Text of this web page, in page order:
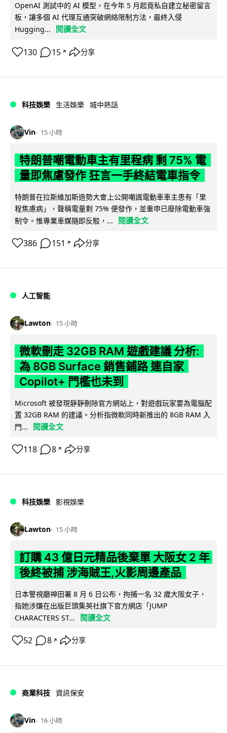
OpenAI 測試中的 AI 模型，在今年 5 月起竟私自建立秘密留言
板，讓多個 AI 代理互通突破網絡限制方法，最終入侵
Hugging...
閱讀全文
130 15 ↗ 分享
科技娛樂 生活娛樂 城中熱話
Vin 15 小時
特朗普嘲電動車主有里程病 剩 75% 電
量即焦慮發作 狂言一手終結電車指令
特朗普在拉斯維加斯造勢大會上公開嘲諷電動車車主患有「里
程焦慮病」，聲稱電量剩 75% 便發作，並重申已廢除電動車強
制令。惟專業車媒隨即反駁，...
閱讀全文
386 151 ↗ 分享
人工智能
Lawton 15 小時
微軟刪走 32GB RAM 遊戲建議 分析:
為 8GB Surface 銷售鋪路 連自家
Copilot+ 門檻也未到
Microsoft 被發現靜靜刪除官方網站上，對遊戲玩家要為電腦配
置 32GB RAM 的建議。分析指微軟同時新推出的 8GB RAM 入
門...
閱讀全文
118 8 ↗ 分享
科技娛樂 影視娛樂
Lawton 15 小時
訂購 43 億日元精品後棄單 大阪女 2 年
後終被捕 涉海賊王,火影周邊產品
日本警視廳神田署 8 月 6 日公布，拘捕一名 32 歲大阪女子，
指她涉嫌在出版巨頭集英社旗下官方網店「JUMP
CHARACTERS ST...
閱讀全文
52 8 ↗ 分享
商業科技 資訊保安
Vin 16 小時